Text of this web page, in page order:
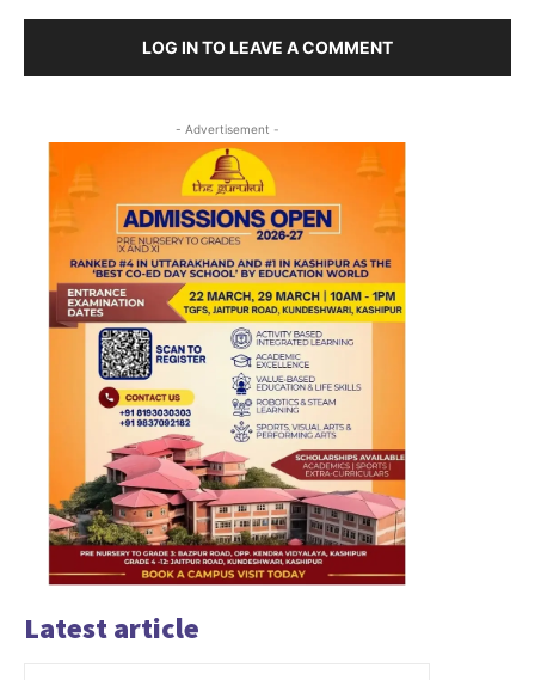
LOG IN TO LEAVE A COMMENT
- Advertisement -
Latest article